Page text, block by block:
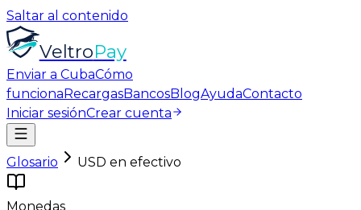
Saltar al contenido
VeltroPay
Enviar a CubaCómo
funcionaRecargasBancosBlogAyudaContacto
Iniciar sesiónCrear cuenta
Glosario USD en efectivo
Monedas